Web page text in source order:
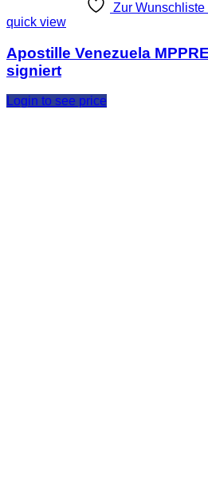
Zur Wunschliste
quick view
Apostille Venezuela
signiert
Login to see price